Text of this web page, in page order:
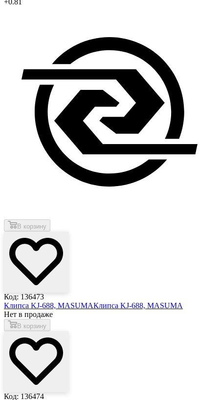
+0.81
В корзину
Код: 136473
Клипса KJ-688, MASUMAКлипса KJ-688, MASUMA
Нет в продаже
В корзину
Код: 136474